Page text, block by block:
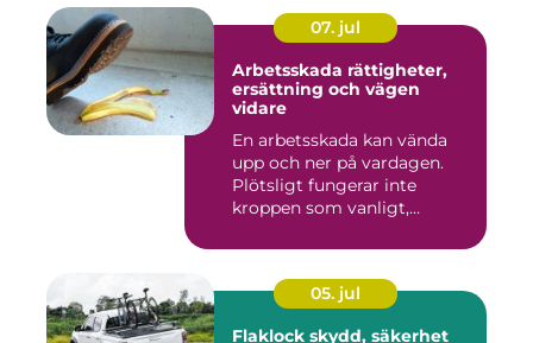
07. jul
Arbetsskada rättigheter,
ersättning och vägen
vidare
En arbetsskada kan vända
upp och ner på vardagen.
Plötsligt fungerar inte
kroppen som vanligt,
05. jul
Flaklock skydd, säkerhet